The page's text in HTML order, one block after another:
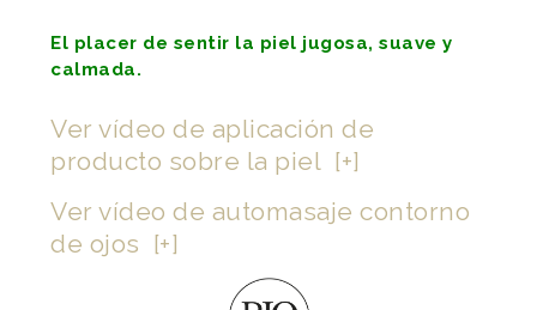
El placer de sentir la piel jugosa, suave y
calmada.
Ver vídeo de aplicación de
producto sobre la piel [+]
Ver vídeo de automasaje contorno
de ojos [+]